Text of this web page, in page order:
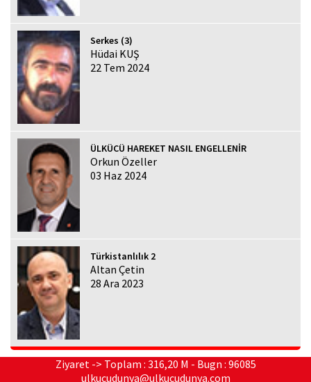
Serkes (3)
Hüdai KUŞ
22 Tem 2024
ÜLKÜCÜ HAREKET NASIL ENGELLENİR
Orkun Özeller
03 Haz 2024
Türkistanlılık 2
Altan Çetin
28 Ara 2023
Ziyaret -> Toplam : 316,20 M - Bugn : 96085
ulkucudunya@ulkucudunya.com